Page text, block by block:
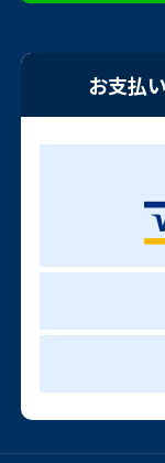
お支払